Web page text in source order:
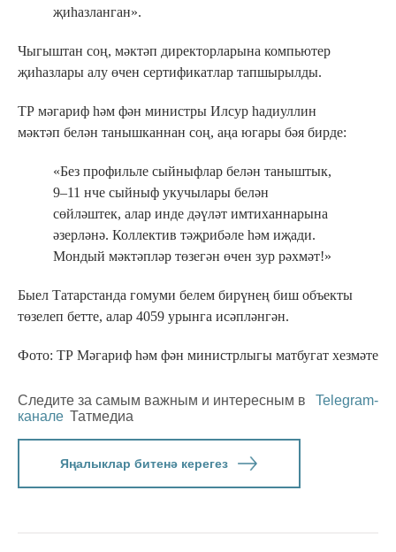
җиһазланган».
Чыгыштан соң, мәктәп директорларына компьютер
җиһазлары алу өчен сертификатлар тапшырылды.
ТР мәгариф һәм фән министры Илсур һадиуллин
мәктәп белән танышканнан соң, аңа югары бәя бирде:
«Без профильле сыйныфлар белән таныштык,
9–11 нче сыйныф укучылары белән
сөйләштек, алар инде дәүләт имтиханнарына
әзерләнә. Коллектив тәҗрибәле һәм иҗади.
Мондый мәктәпләр төзегән өчен зур рәхмәт!»
Быел Татарстанда гомуми белем бирүнең биш объекты
төзелеп бетте, алар 4059 урынга исәпләнгән.
Фото: ТР Мәгариф һәм фән министрлыгы матбугат хезмәте
Следите за самым важным и интересным в
Telegram-
канале Татмедиа
Яңалыклар битенә керегез